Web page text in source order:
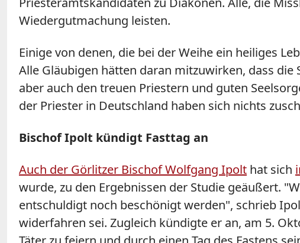
Wiedergutmachung leisten.
Einige von denen, die bei der Weihe ein heiliges
Alle Gläubigen hätten daran mitzuwirken, dass
aber auch den treuen Priestern und guten
der Priester in Deutschland haben sich nichts
Bischof Ipolt kündigt Fasttag an
Auch der Görlitzer Bischof Wolfgang Ipolt hat sich
wurde, zu den Ergebnissen der Studie geäußert.
entschuldigt noch beschönigt werden", schrieb
widerfahren sei. Zugleich kündigte er an, am 5.